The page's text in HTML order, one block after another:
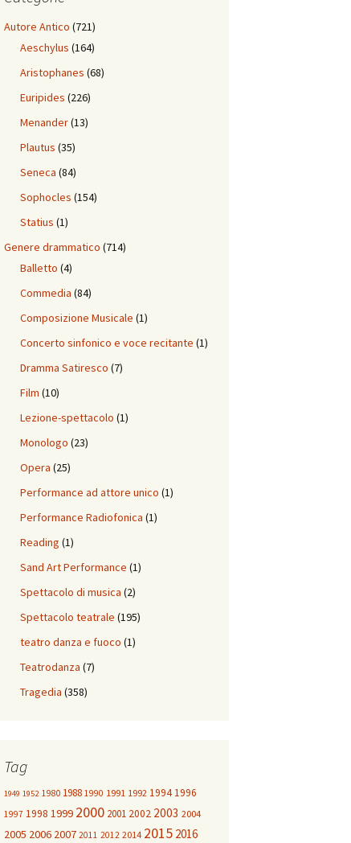
Autore Antico (721)
Aeschylus (164)
Aristophanes (68)
Euripides (226)
Menander(13)
Plautus (35)
Seneca (84)
Sophocles (154)
Statius (1)
Genere drammatico (714)
Balletto (4)
Commedia (84)
Composizione Musicale (1)
Concerto sinfonico e voce recitante (1)
Dramma Satiresco (7)
Film (10)
Lezione-spettacolo (1)
Monologo (23)
Opera (25)
Performance ad attore unico (1)
Performance Radiofonica (1)
Reading (1)
Sand Art Performance (1)
Spettacolo di musica (2)
Spettacolo teatrale (195)
teatro danza e fuoco (1)
Teatrodanza (7)
Tragedia (358)
Tag
1949 1952 1980 1988 1990 1991 1992 19941996
1997 1998 1999 2000 2001 2002 2003 2004
2005 2006 2007 2011 2012 2014 2015 2016